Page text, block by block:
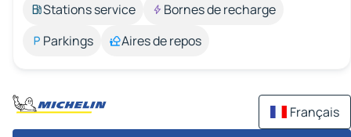
Stations service
Bornes de recharge
Parkings
Aires de repos
Français